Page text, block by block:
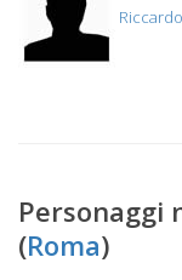
Personaggi
(Roma)